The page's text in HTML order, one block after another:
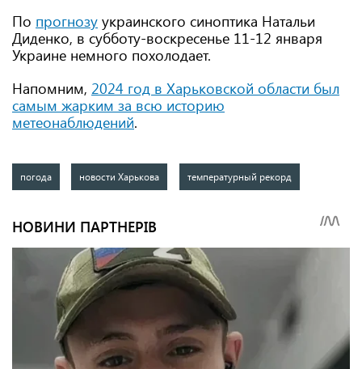
По прогнозу украинского синоптика Натальи
Диденко, в субботу-воскресенье 11-12 января
Украине немного похолодает.
Напомним, 2024 год в Харьковской области был
самым жарким за всю историю
метеонаблюдений.
погода новости Харькова температурный рекорд